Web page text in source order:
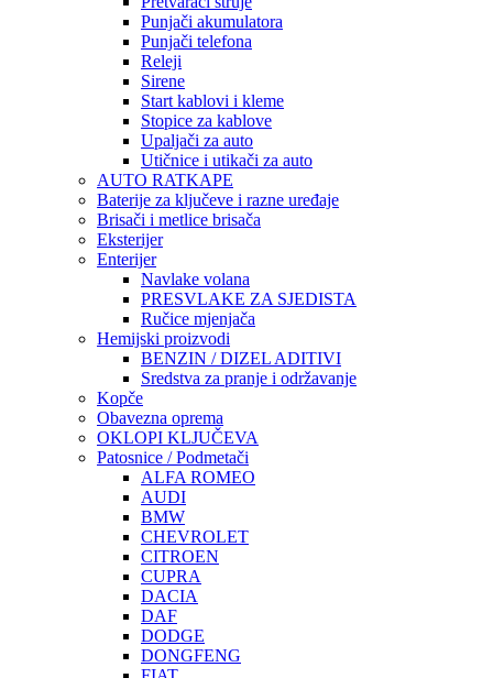
Punjači akumulatora
Punjači telefona
Releji
Sirene
Start kablovi i kleme
Stopice za kablove
Upaljači za auto
Utičnice i utikači za auto
AUTO RATKAPE
Baterije za ključeve i razne uređaje
Brisači i metlice brisača
Eksterijer
Enterijer
Navlake volana
PRESVLAKE ZA SJEDISTA
Ručice mjenjača
Hemijski proizvodi
BENZIN / DIZEL ADITIVI
Sredstva za pranje i održavanje
Kopče
Obavezna oprema
OKLOPI KLJUČEVA
Patosnice / Podmetači
ALFA ROMEO
AUDI
BMW
CHEVROLET
CITROEN
CUPRA
DACIA
DAF
DODGE
DONGFENG